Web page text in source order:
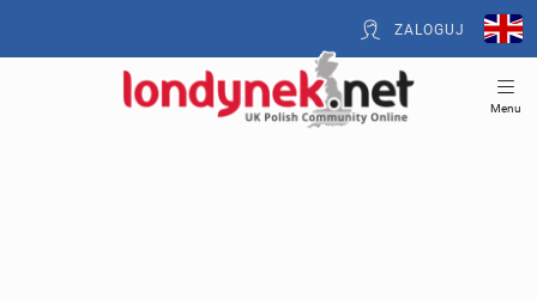
ZALOGUJ
Menu